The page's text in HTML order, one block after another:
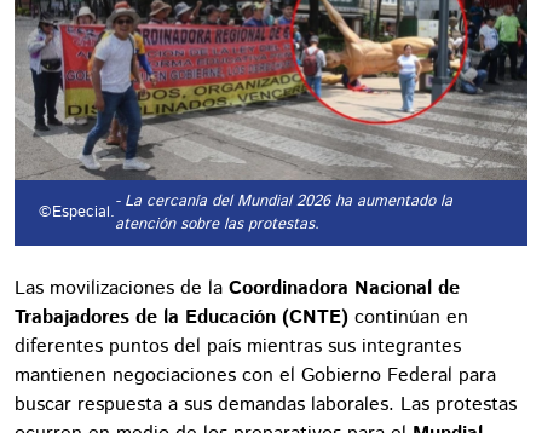
©Especial.- La cercanía del Mundial 2026 ha aumentado la
atención sobre las protestas.
Las movilizaciones de la Coordinadora Nacional de
Trabajadores de la Educación (CNTE) continúan en
diferentes puntos del país mientras sus integrantes
mantienen negociaciones con el Gobierno Federal para
buscar respuesta a sus demandas laborales. Las protestas